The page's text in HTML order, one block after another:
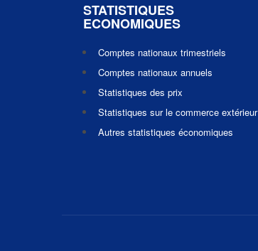
STATISTIQUES
ECONOMIQUES
Comptes nationaux trimestriels
Comptes nationaux annuels
Statistiques des prix
Statistiques sur le commerce extérieur
Autres statistiques économiques